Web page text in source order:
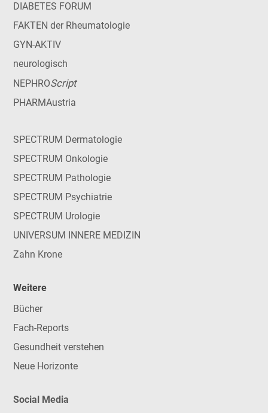
DIABETES FORUM
FAKTEN der Rheumatologie
GYN-AKTIV
neurologisch
NEPHROScript
PHARMAustria
SPECTRUM Dermatologie
SPECTRUM Onkologie
SPECTRUM Pathologie
SPECTRUM Psychiatrie
SPECTRUM Urologie
UNIVERSUM INNERE MEDIZIN
Zahn Krone
Weitere
Bücher
Fach-Reports
Gesundheit verstehen
Neue Horizonte
Social Media